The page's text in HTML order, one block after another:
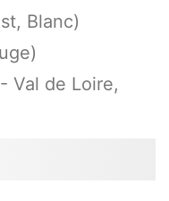
Blanc)
Val de Loire,